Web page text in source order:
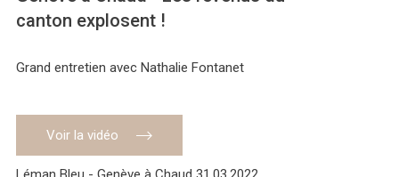
canton explosent !
Grand entretien avec Nathalie Fontanet
Voir la vidéo